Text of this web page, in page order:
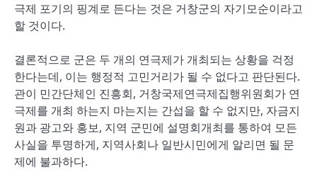
극제 포기의 핑계로 든다는 것은 거창군의 자기모순이라고
할 것이다.
결론적으로 군은 두 개의 연극제가 개최되는 상황을 걱정
한다는데, 이는 행정적 고민거리가 될 수 없다고 판단된다.
관이 민간단체인 진흥회, 거창국제연극제집행위원회가 연
극제를 개최 하는지 마는지는 간섭을 할 수 없지만, 자금지
원과 광고와 홍보, 지역 군민에 설명회개최를 통하여 모든
사실을 투명하게, 지역사회나 일반시민에게 알리면 될 문
제에 불과하다.